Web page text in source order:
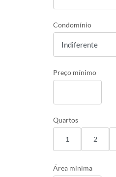
Condomínio
Preço mínimo
Quartos
1 2
Área mínima